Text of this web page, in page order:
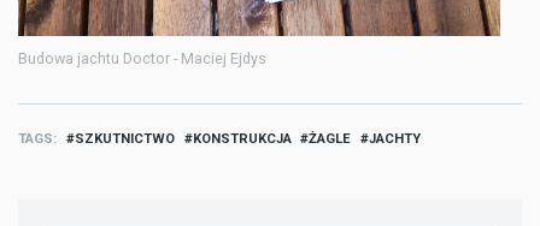
Budowa jachtu Doctor - Maciej Ejdys
TAGS SZKUTNICTWO KONSTRUKCJA ŻAGLE JACHTY